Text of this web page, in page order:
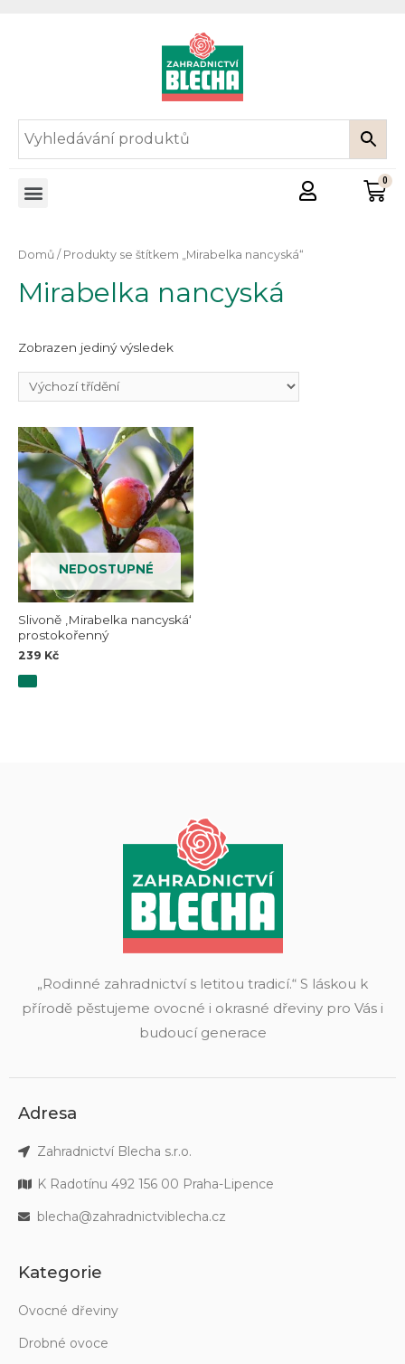
Domů / Produkty se štítkem „Mirabelka nancyská“
Mirabelka nancyská
Zobrazen jediný výsledek
NEDOSTUPNÉ
Slivoně ‚Mirabelka nancyská‘
prostokořenný
239 Kč
„Rodinné zahradnictví s letitou tradicí.“ S láskou k
přírodě pěstujeme ovocné i okrasné dřeviny pro Vás i
budoucí generace
Adresa
Zahradnictví Blecha s.r.o.
K Radotínu 492 156 00 Praha-Lipence
blecha@zahradnictviblecha.cz
Kategorie
Ovocné dřeviny
Drobné ovoce